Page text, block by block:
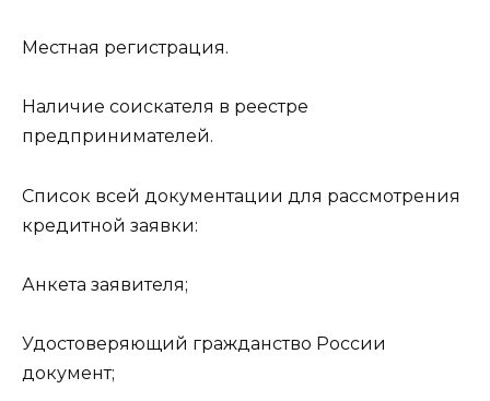
Местная регистрация.
Наличие соискателя в реестре
предпринимателей.
Список всей документации для рассмотрения
кредитной заявки:
Анкета заявителя;
Удостоверяющий гражданство России
документ;